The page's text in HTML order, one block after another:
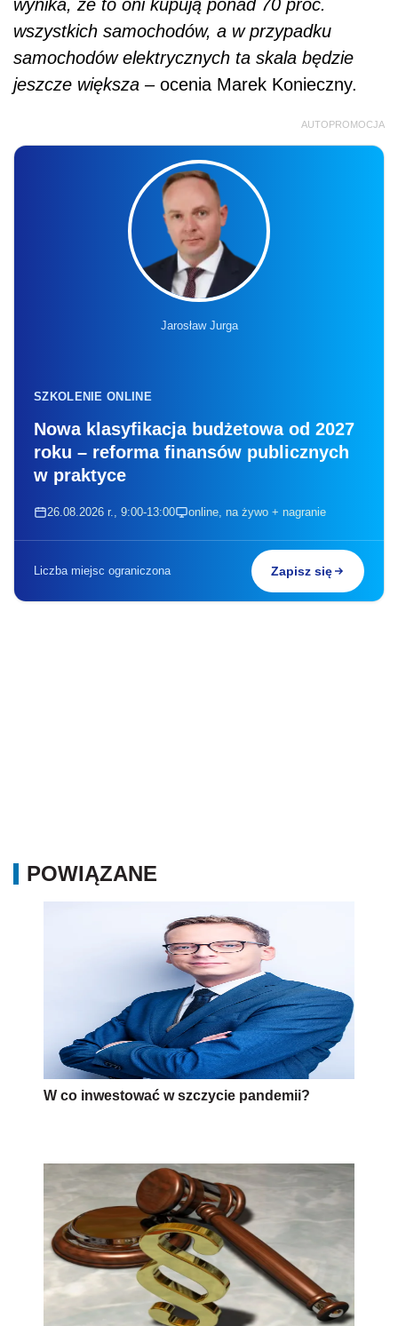
wynika, że to oni kupują ponad 70 proc.
wszystkich samochodów, a w przypadku
samochodów elektrycznych ta skala będzie
jeszcze większa – ocenia Marek Konieczny.
AUTOPROMOCJA
Jarosław Jurga
SZKOLENIE ONLINE
Nowa klasyfikacja budżetowa od 2027
roku – reforma finansów publicznych
w praktyce
26.08.2026 r., 9:00-13:00 online, na żywo + nagranie
Liczba miejsc ograniczona Zapisz się
POWIĄZANE
W co inwestować w szczycie pandemii?